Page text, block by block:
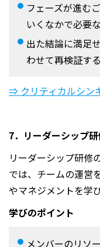
フェーズが進む
いくなかで必要
出た結論に満足
わせて再検証する
⇒ クリティカルシン
7．リーダーシップ
リーダーシップ研修
では、チームの運営
やマネジメントを学び
学びのポイント
メンバーのリソ